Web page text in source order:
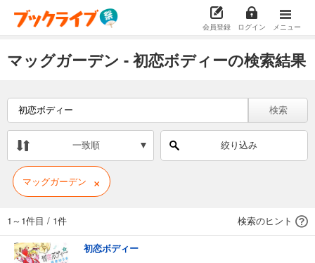
会員登録 ログイン メニュー
マッグガーデン - 初恋ボディーの検索結果
検索
一致順 絞り込み
マッグガーデン ×
1～1件目 / 1件 検索のヒント
初恋ボディー